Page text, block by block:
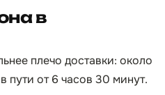
в
плечо доставки: около
пути от 6 часов 30 минут.